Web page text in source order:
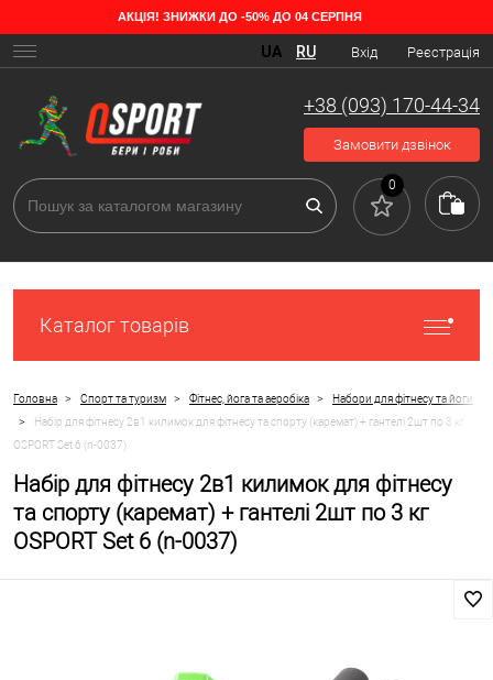
АКЦІЯ! ЗНИЖКИ ДО -50% ДО 04 СЕРПНЯ
Вхід Реєстрація
UA RU
+38 (093) 170-44-34
Замовити дзвінок
0
Каталог товарів
Головна > Спорт та туризм > Фітнес, йога та аеробіка > Набори для фітнесу та йоги
>
Набір для фітнесу 2в1 килимок для фітнесу та спорту (каремат) + гантелі 2шт по 3 кг
OSPORT Set 6 (n-0037)
Набір для фітнесу 2в1 килимок для фітнесу
та спорту (каремат) + гантелі 2шт по 3 кг
OSPORT Set 6 (n-0037)